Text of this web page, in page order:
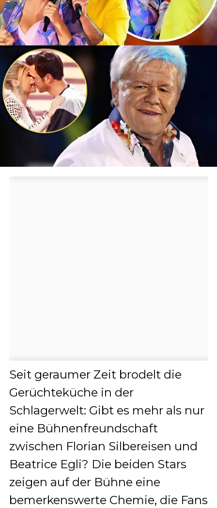
Seit geraumer Zeit brodelt die
Gerüchteküche in der
Schlagerwelt: Gibt es mehr als nur
eine Bühnenfreundschaft
zwischen Florian Silbereisen und
Beatrice Egli? Die beiden Stars
zeigen auf der Bühne eine
bemerkenswerte Chemie, die Fans